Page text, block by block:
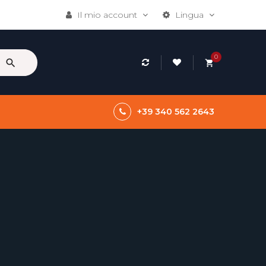
Lingua
Il mio account
search shopping_cart
0
+39 340 562 2643